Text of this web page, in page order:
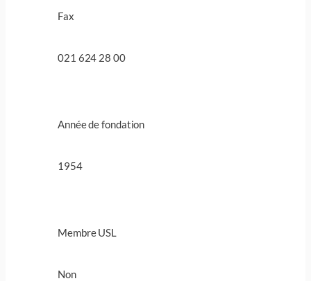
Fax
021 624 28 00
Année de fondation
1954
Membre USL
Non